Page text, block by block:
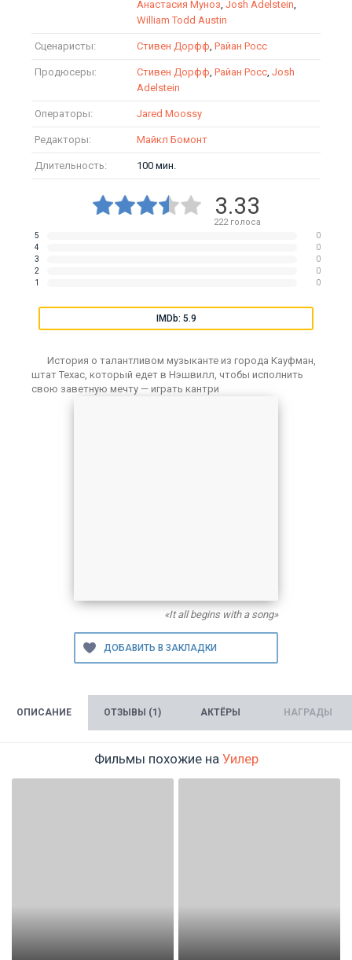
Анастасия Муноз, Josh Adelstein,
William Todd Austin
Сценаристы: Стивен Дорфф, Райан Росс
Продюсеры: Стивен Дорфф, Райан Росс, Josh
Adelstein
Операторы: Jared Moossy
Редакторы: Майкл Бомонт
Длительность: 100 мин.
3.33
222голоса
5
0
4
0
3
0
2
0
1
0
IMDb: 5.9
История о талантливом музыканте из города Кауфман,
штат Техас, который едет в Нэшвилл, чтобы исполнить
свою заветную мечту — играть кантри
«It all begins with a song»
ОПИСАНИЕ ОТЗЫВЫ (1) АКТЁРЫ НАГРАДЫ
Фильмы похожие на Уилер